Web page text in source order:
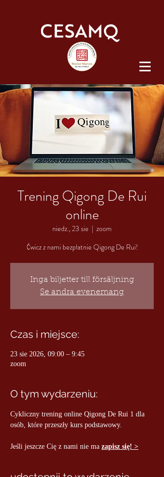
Trening Qigong De Rui
online
niedz., 23 sie
  |
zoom
Ćwicz z nami bezpłatnie Qigong De Rui!
Inga biljetter till försäljning
Se andra evenemang
Czas i miejsce:
23 sie 2026, 09:00 – 9:45
zoom
O tym wydarzeniu:
Cykliczny trening online Qigong De Rui 1 dla
osób, które przeszły kurs podstawowy.
Jeśli jeszcze Cię z nami nie ma zapisz się! >